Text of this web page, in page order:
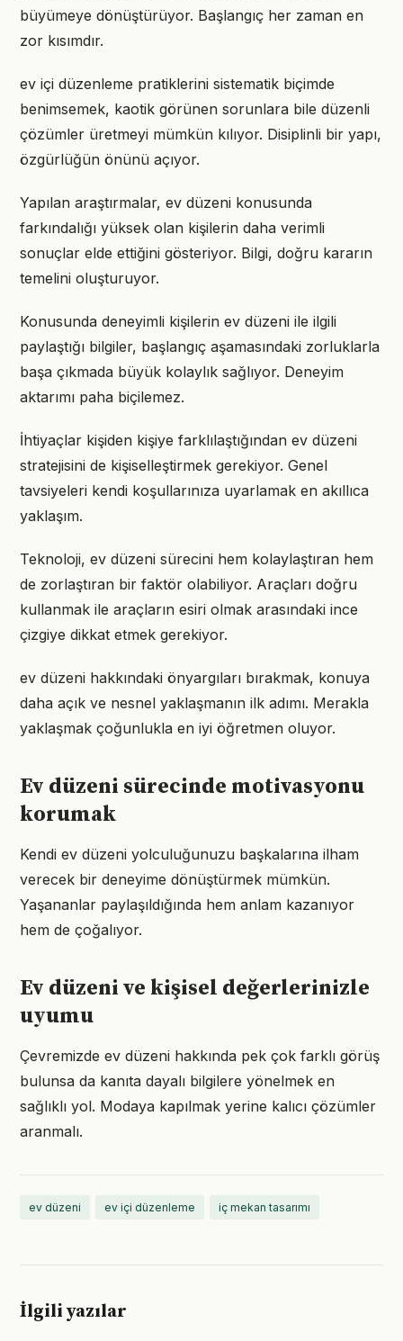
büyümeye dönüştürüyor. Başlangıç her zaman en
zor kısımdır.
ev içi düzenleme pratiklerini sistematik biçimde
benimsemek, kaotik görünen sorunlara bile düzenli
çözümler üretmeyi mümkün kılıyor. Disiplinli bir yapı,
özgürlüğün önünü açıyor.
Yapılan araştırmalar, ev düzeni konusunda
farkındalığı yüksek olan kişilerin daha verimli
sonuçlar elde ettiğini gösteriyor. Bilgi, doğru kararın
temelini oluşturuyor.
Konusunda deneyimli kişilerin ev düzeni ile ilgili
paylaştığı bilgiler, başlangıç aşamasındaki zorluklarla
başa çıkmada büyük kolaylık sağlıyor. Deneyim
aktarımı paha biçilemez.
İhtiyaçlar kişiden kişiye farklılaştığından ev düzeni
stratejisini de kişiselleştirmek gerekiyor. Genel
tavsiyeleri kendi koşullarınıza uyarlamak en akıllıca
yaklaşım.
Teknoloji, ev düzeni sürecini hem kolaylaştıran hem
de zorlaştıran bir faktör olabiliyor. Araçları doğru
kullanmak ile araçların esiri olmak arasındaki ince
çizgiye dikkat etmek gerekiyor.
ev düzeni hakkındaki önyargıları bırakmak, konuya
daha açık ve nesnel yaklaşmanın ilk adımı. Merakla
yaklaşmak çoğunlukla en iyi öğretmen oluyor.
Ev düzeni sürecinde motivasyonu
korumak
Kendi ev düzeni yolculuğunuzu başkalarına ilham
verecek bir deneyime dönüştürmek mümkün.
Yaşananlar paylaşıldığında hem anlam kazanıyor
hem de çoğalıyor.
Ev düzeni ve kişisel değerlerinizle
uyumu
Çevremizde ev düzeni hakkında pek çok farklı görüş
bulunsa da kanıta dayalı bilgilere yönelmek en
sağlıklı yol. Modaya kapılmak yerine kalıcı çözümler
aranmalı.
ev düzeni ev içi düzenleme iç mekan tasarımı
İlgili yazılar